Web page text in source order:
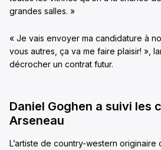
grandes salles. »
« Je vais envoyer ma candidature à
vous autres, ça va me faire plaisir! »,
décrocher un contrat futur.
Daniel Goghen a suivi les
Arseneau
L’artiste de country-western